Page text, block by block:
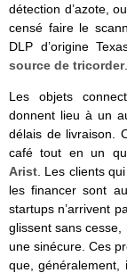
détection d’azote,
censé faire le
DLP d’origine
source de tricorder.
Les objets
donnent lieu à un
délais de livraison.
café tout en un
Arist . Les clients
les financer sont
startups n’arrivent
glissent sans cesse,
une sinécure. Ces
que, généralement,